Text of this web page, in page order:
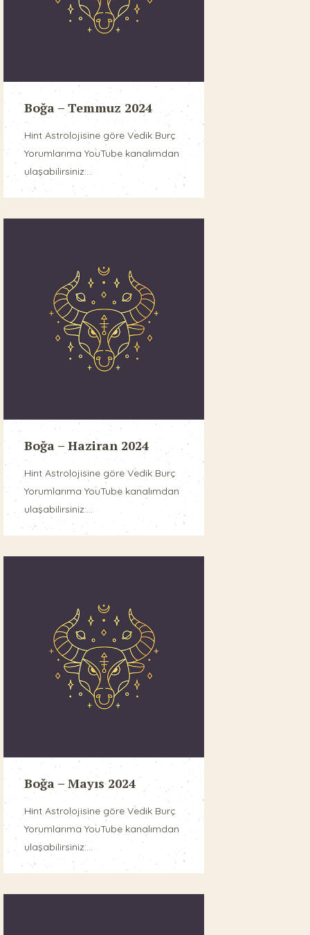
Boğa – Temmuz 2024
Hint Astrolojisine göre Vedik Burç
Yorumlarıma YouTube kanalımdan
ulaşabilirsiniz:...
Boğa – Haziran 2024
Hint Astrolojisine göre Vedik Burç
Yorumlarıma YouTube kanalımdan
ulaşabilirsiniz:...
Boğa – Mayıs 2024
Hint Astrolojisine göre Vedik Burç
Yorumlarıma YouTube kanalımdan
ulaşabilirsiniz:...